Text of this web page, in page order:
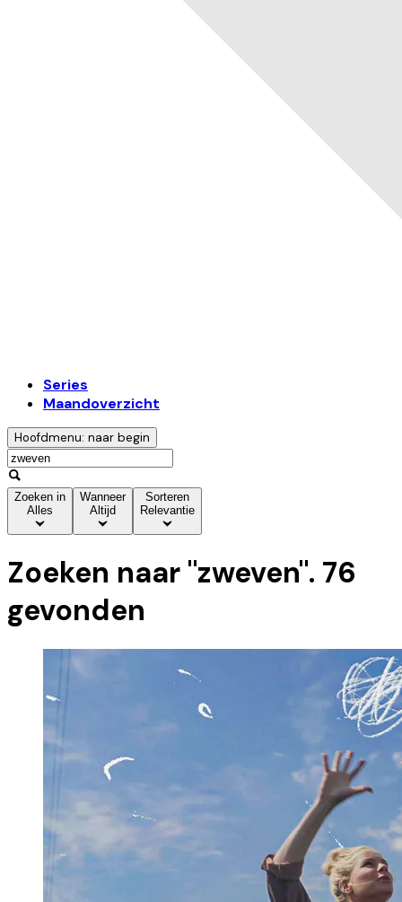
Series
Maandoverzicht
Hoofdmenu: naar begin
Zoeken in
Alles
Wanneer
Altijd
Sorteren
Relevantie
Zoeken naar "zweven". 76
gevonden